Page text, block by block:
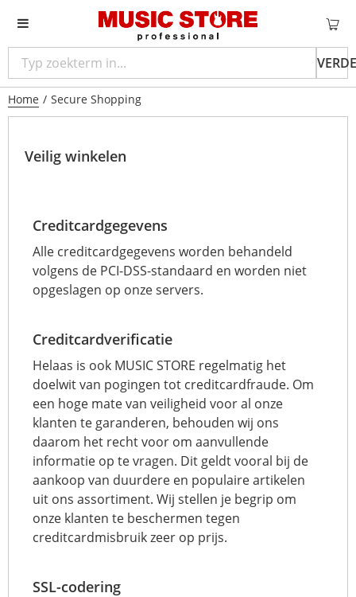
Home / Secure Shopping
Veilig winkelen
Creditcardgegevens
Alle creditcardgegevens worden behandeld
volgens de PCI-DSS-standaard en worden niet
opgeslagen op onze servers.
Creditcardverificatie
Helaas is ook MUSIC STORE regelmatig het
doelwit van pogingen tot creditcardfraude. Om
een hoge mate van veiligheid voor al onze
klanten te garanderen, behouden wij ons
daarom het recht voor om aanvullende
informatie op te vragen. Dit geldt vooral bij de
aankoop van duurdere en populaire artikelen
uit ons assortiment. Wij stellen je begrip om
onze klanten te beschermen tegen
creditcardmisbruik zeer op prijs.
SSL-codering